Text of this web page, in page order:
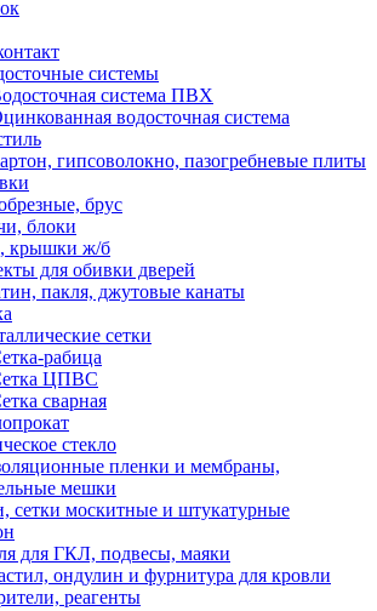
системы
система ПВХ
водосточная система
гипсоволокно, пазогребневые плиты
брус
блоки
крышки ж/б
для обивки дверей
пакля, джутовые канаты
сетки
рабица
ЦПВС
сварная
стекло
пленки и мембраны,
мешки
сетки москитные и штукатурные
для ГКЛ, подвесы, маяки
ондулин и фурнитура для кровли
реагенты